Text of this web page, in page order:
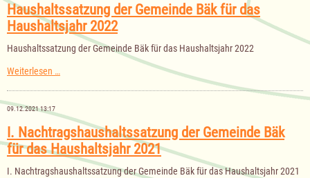
Haushaltssatzung der Gemeinde Bäk für das
Haushaltsjahr 2022
Haushaltssatzung der Gemeinde Bäk für das Haushaltsjahr 2022
Weiterlesen …
Gemeinde
für
Haushaltsjahr
2022
09.12.2021 13:17
I. Nachtragshaushaltssatzung der Gemeinde Bäk
für das Haushaltsjahr 2021
I. Nachtragshaushaltssatzung der Gemeinde Bäk für das Haushaltsjahr 2021